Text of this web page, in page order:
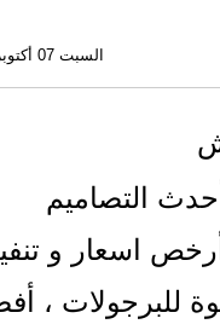
السبت 07 أكتوبر 2023
التصاميم
أرخص اسعار و
للبرجولات ،